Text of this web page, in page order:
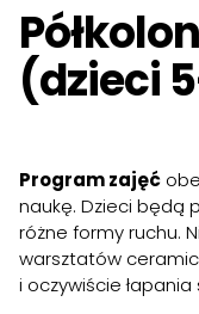
(dzieci
Program zajęć
naukę. Dzieci będą
różne formy ruchu.
warsztatów
i oczywiście